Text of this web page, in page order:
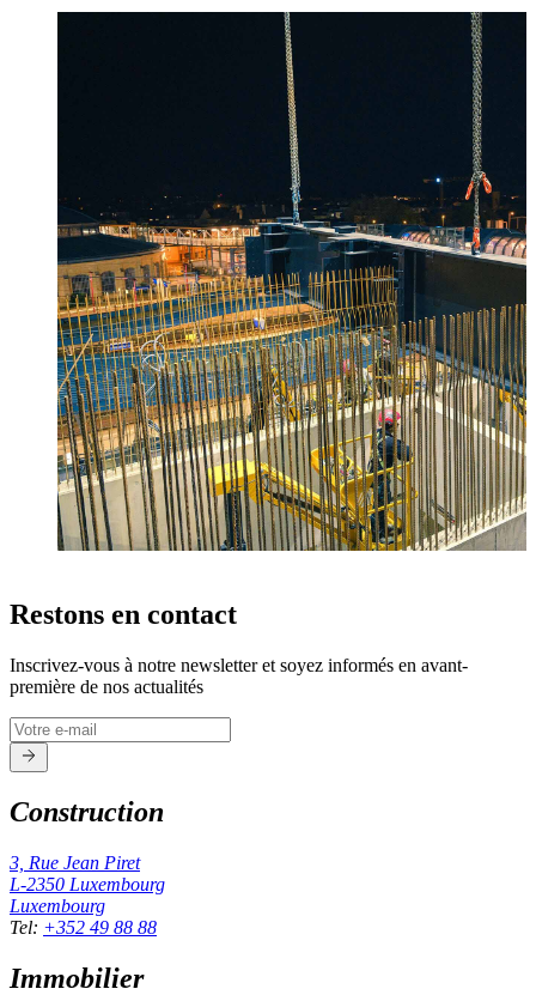
Restons en contact
Inscrivez-vous à notre newsletter et soyez informés en avant-
première de nos actualités
Construction
3, Rue Jean Piret
L-2350 Luxembourg
Luxembourg
Tel: +352 49 88 88
Immobilier